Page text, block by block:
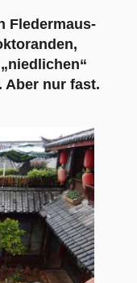
Fledermaus-
Aber nur fast.